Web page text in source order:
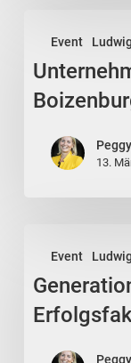
Event
Boizenburg
13.
Event
Konflikt
oder